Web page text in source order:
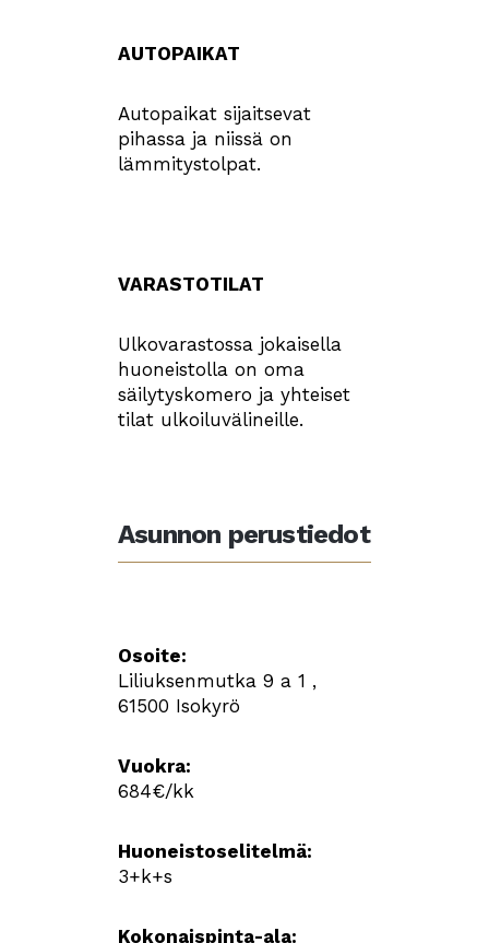
AUTOPAIKAT
Autopaikat sijaitsevat
pihassa ja niissä on
lämmitystolpat.
VARASTOTILAT
Ulkovarastossa jokaisella
huoneistolla on oma
säilytyskomero ja yhteiset
tilat ulkoiluvälineille.
Asunnon perustiedot
Osoite:
Liliuksenmutka 9 a 1 ,
61500 Isokyrö
Vuokra:
684€/kk
Huoneistoselitelmä:
3+k+s
Kokonaispinta-ala: